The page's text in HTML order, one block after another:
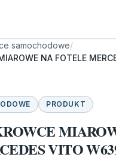
samochodowe/
NA FOTELE
PRODUKT
VITO